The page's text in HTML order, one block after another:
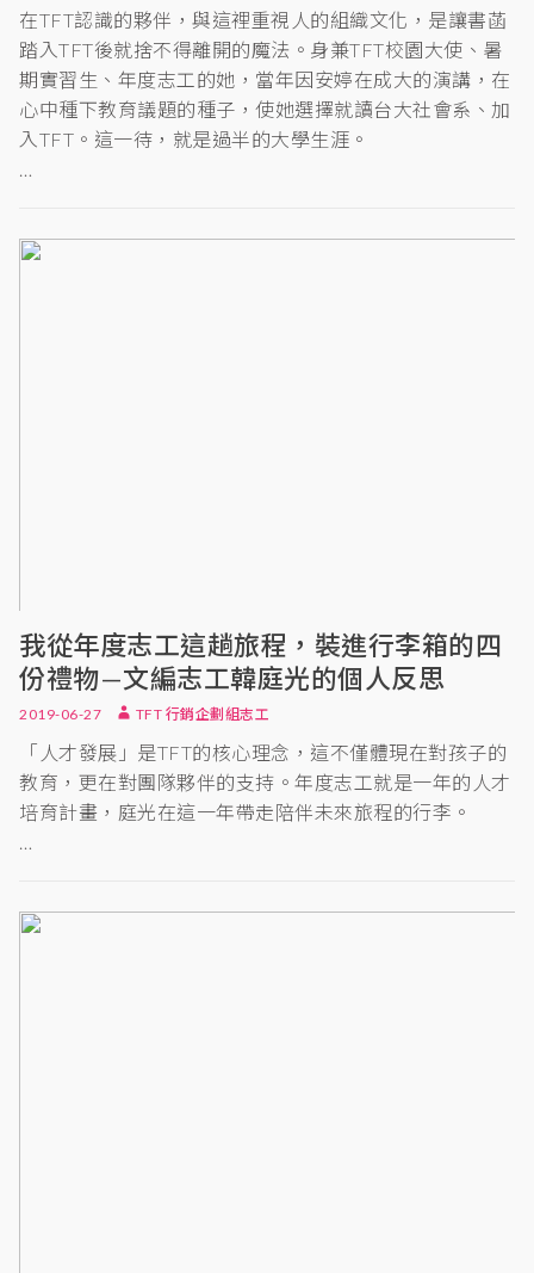
在TFT認識的夥伴，與這裡重視人的組織文化，是讓書菡
踏入TFT後就捨不得離開的魔法。身兼TFT校園大使、暑
期實習生、年度志工的她，當年因安婷在成大的演講，在
心中種下教育議題的種子，使她選擇就讀台大社會系、加
入TFT。這一待，就是過半的大學生涯。
…
我從年度志工這趟旅程，裝進行李箱的四
份禮物—文編志工韓庭光的個人反思
2019-06-27 TFT 行銷企劃組志工
「人才發展」是TFT的核心理念，這不僅體現在對孩子的
教育，更在對團隊夥伴的支持。年度志工就是一年的人才
培育計畫，庭光在這一年帶走陪伴未來旅程的行李。
…